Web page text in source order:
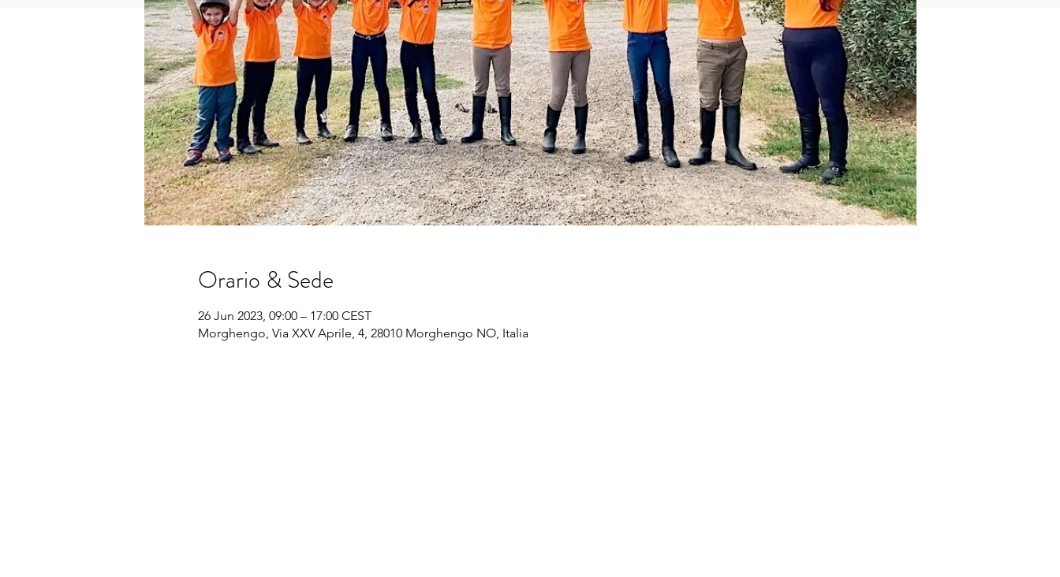
Orario & Sede
26 Jun 2023, 09:00 – 17:00 CEST
Morghengo, Via XXV Aprile, 4, 28010 Morghengo NO, Italia